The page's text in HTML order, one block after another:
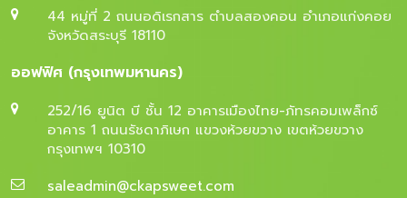
44 หมู่ที่ 2 ถนนอดิเรกสาร ตำบลสองคอน อำเภอแก่งคอย
จังหวัดสระบุรี 18110
ออฟฟิศ (กรุงเทพมหานคร)
252/16 ยูนิต บี ชั้น 12 อาคารเมืองไทย-ภัทรคอมเพล็กซ์
อาคาร 1 ถนนรัชดาภิเษก แขวงห้วยขวาง เขตห้วยขวาง
กรุงเทพฯ 10310
saleadmin@ckapsweet.com